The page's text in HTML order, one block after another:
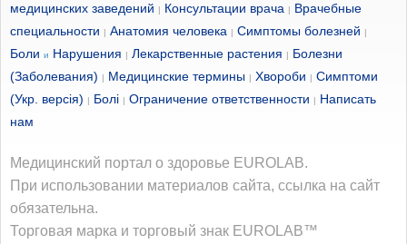
медицинских заведений | Консультации врача | Врачебные
специальности | Анатомия человека | Симптомы болезней |
Боли и Нарушения | Лекарственные растения | Болезни
(Заболевания) | Медицинские термины | Хвороби | Симптоми
(Укр. версія) | Болі | Ограничение ответственности | Написать
нам
Медицинский портал о здоровье EUROLAB.
При использовании материалов сайта, ссылка на сайт
обязательна.
Торговая марка и торговый знак EUROLAB™